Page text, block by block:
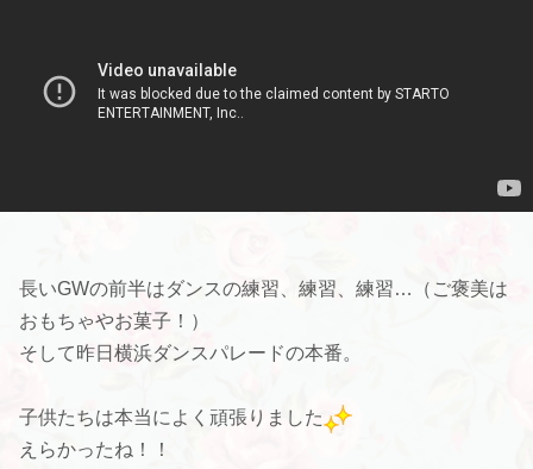
長いGWの前半はダンスの練習、練習、練習…（ご褒美は
おもちゃやお菓子！）
そして昨日横浜ダンスパレードの本番。
子供たちは本当によく頑張りました
えらかったね！！